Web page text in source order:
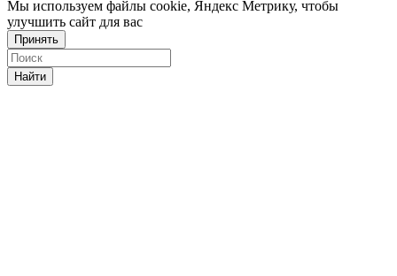
Мы используем файлы cookie, Яндекс Метрику, чтобы
улучшить сайт для вас
Принять
Найти